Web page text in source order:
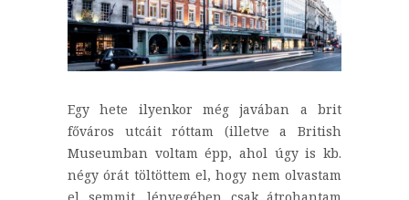
Egy hete ilyenkor még javában a brit
főváros utcáit róttam (illetve a British
Museumban voltam épp, ahol úgy is kb.
négy órát töltöttem el, hogy nem olvastam
el semmit, lényegében csak átrohantam